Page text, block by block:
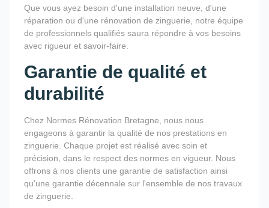
Que vous ayez besoin d'une installation neuve, d'une
réparation ou d'une rénovation de zinguerie, notre équipe
de professionnels qualifiés saura répondre à vos besoins
avec rigueur et savoir-faire.
Garantie de qualité et
durabilité
Chez Normes Rénovation Bretagne, nous nous
engageons à garantir la qualité de nos prestations en
zinguerie. Chaque projet est réalisé avec soin et
précision, dans le respect des normes en vigueur. Nous
offrons à nos clients une garantie de satisfaction ainsi
qu'une garantie décennale sur l'ensemble de nos travaux
de zinguerie.